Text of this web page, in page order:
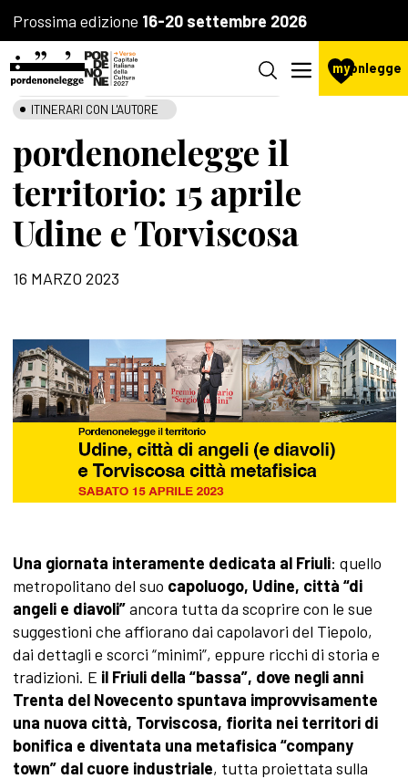
Prossima edizione 16-20 settembre 2026
mypnlegge
LA FONDAZIONE
ITINERARI CON L'AUTORE
pordenonelegge il
territorio: 15 aprile
Udine e Torviscosa
16 MARZO 2023
Una giornata interamente dedicata al Friuli: quello
metropolitano del suo capoluogo, Udine, città “di
angeli e diavoli”ancora tutta da scoprire con le sue
suggestioni che affiorano dai capolavori del Tiepolo,
dai dettagli e scorci “minimi”, eppure ricchi di storia e
tradizioni. E il Friuli della “bassa”, dove negli anni
Trenta del Novecento spuntava improvvisamente
una nuova città, Torviscosa, fiorita nei territori di
bonifica e diventata una metafisica “company
town” dal cuore industriale, tutta proiettata sulla